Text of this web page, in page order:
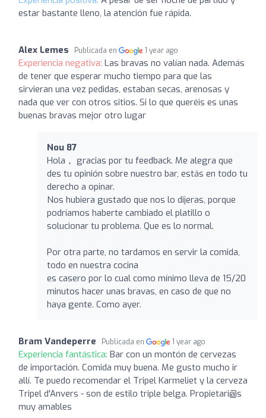
estar bastante lleno, la atención fue rápida.
Alex Lemes Publicada en 1 year ago
Experiencia negativa: Las bravas no valían nada. Además
de tener que esperar mucho tiempo para que las
sirvieran una vez pedidas, estaban secas, arenosas y
nada que ver con otros sitios. Si lo que queréis es unas
buenas bravas mejor otro lugar
Nou 87
Hola， gracias por tu feedback. Me alegra que
des tu opinión sobre nuestro bar, estás en todo tu
derecho a opinar.
Nos hubiera gustado que nos lo dijeras, porque
podríamos haberte cambiado el platillo o
solucionar tu problema. Que es lo normal.
Por otra parte, no tardamos en servir la comida,
todo en nuestra cocina
es casero por lo cual como mínimo lleva de 15/20
minutos hacer unas bravas, en caso de que no
haya gente. Como ayer.
Bram Vandeperre Publicada en 1 year ago
Experiencia fantástica: Bar con un montón de cervezas
de importación. Comida muy buena. Me gusto mucho ir
allí. Te puedo recomendar el Tripel Karmeliet y la cerveza
Tripel d'Anvers - son de estilo triple belga. Propietari@s
muy amables